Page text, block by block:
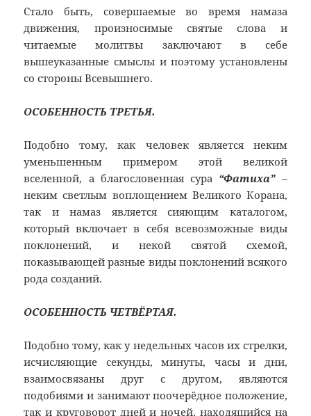
Стало быть, совершаемые во время намаза
движения, произносимые святые слова и
читаемые молитвы заключают в себе
вышеуказанные смыслы и поэтому установлены
со стороны Всевышнего.
ОСОБЕННОСТЬ ТРЕТЬЯ.
Подобно тому, как человек является неким
уменьшенным примером этой великой
вселенной, а благословенная сура “Фатиха”–
неким светлым воплощением Великого Корана,
так и намаз является сияющим каталогом,
который включает в себя всевозможные виды
поклонений, и некой святой схемой,
показывающей разные виды поклонений всякого
рода созданий.
ОСОБЕННОСТЬ ЧЕТВЁРТАЯ.
Подобно тому, как у недельных часов их стрелки,
исчисляющие секунды, минуты, часы и дни,
взаимосвязаны друг с другом, являются
подобиями и занимают поочерёдное положение,
так и круговорот дней и ночей, находящийся на